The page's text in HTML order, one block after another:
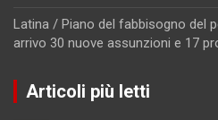
Latina / Piano del fabbisogno del
arrivo 30 nuove assunzioni e 17
Articoli più letti